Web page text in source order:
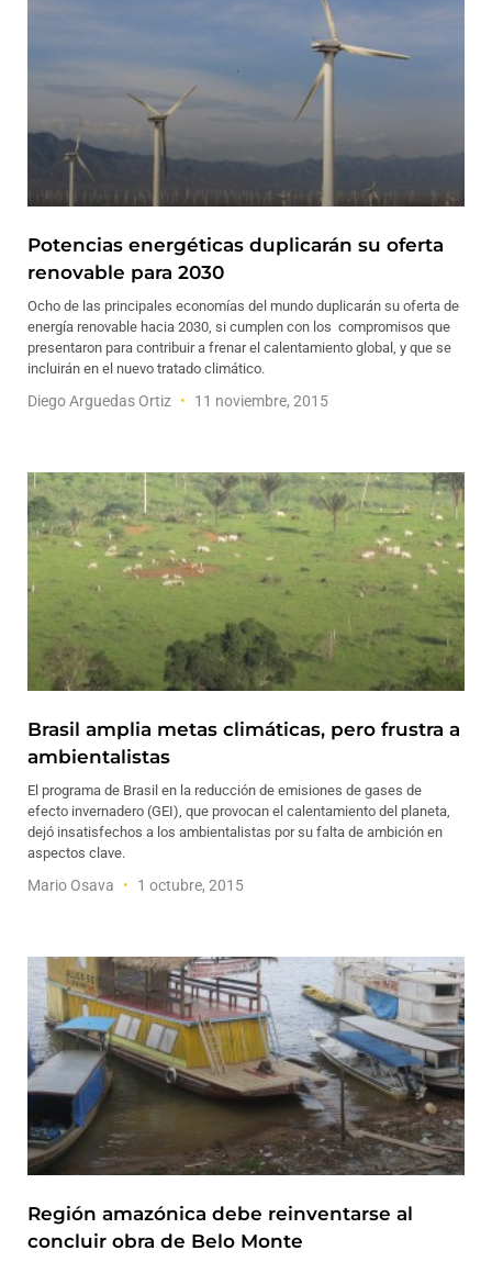
Potencias energéticas duplicarán su oferta
renovable para 2030
Ocho de las principales economías del mundo duplicarán su oferta de
energía renovable hacia 2030, si cumplen con los compromisos que
presentaron para contribuir a frenar el calentamiento global, y que se
incluirán en el nuevo tratado climático.
Diego Arguedas Ortiz 11 noviembre, 2015
Brasil amplia metas climáticas, pero frustra a
ambientalistas
El programa de Brasil en la reducción de emisiones de gases de
efecto invernadero (GEI), que provocan el calentamiento del planeta,
dejó insatisfechos a los ambientalistas por su falta de ambición en
aspectos clave.
Mario Osava 1 octubre, 2015
Región amazónica debe reinventarse al
concluir obra de Belo Monte